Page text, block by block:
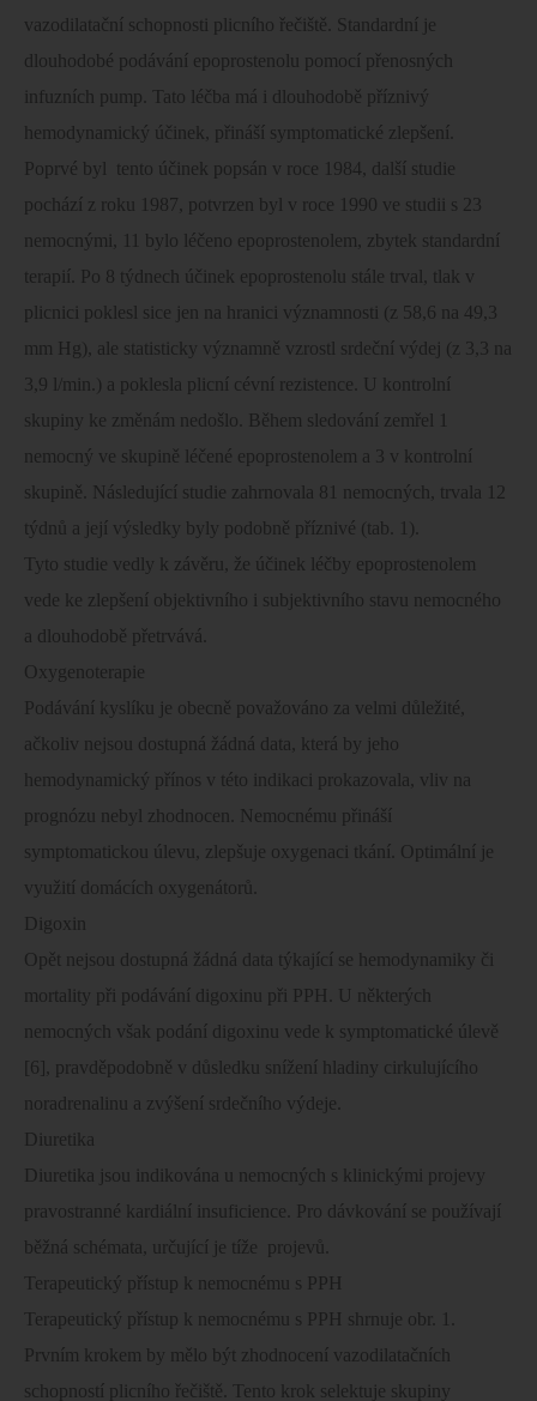
vazodilatační schopnosti plicního řečiště. Standardní je
dlouhodobé podávání epoprostenolu pomocí přenosných
infuzních pump. Tato léčba má i dlouhodobě příznivý
hemodynamický účinek, přináší symptomatické zlepšení.
Poprvé byl
tento účinek popsán v roce 1984, další studie
pochází z roku 1987, potvrzen byl v roce 1990 ve studii s 23
nemocnými, 11 bylo léčeno epoprostenolem, zbytek standardní
terapií. Po 8 týdnech účinek epoprostenolu stále trval, tlak v
plicnici poklesl sice jen na hranici významnosti (z 58,6 na 49,3
mm Hg), ale statisticky významně vzrostl srdeční výdej (z 3,3 na
3,9 l/min.) a poklesla plicní cévní rezistence. U kontrolní
skupiny ke změnám nedošlo. Během sledování zemřel 1
nemocný ve skupině léčené epoprostenolem a 3 v kontrolní
skupině. Následující studie zahrnovala 81 nemocných, trvala 12
týdnů a její výsledky byly podobně příznivé (tab. 1).
Tyto studie vedly k závěru, že účinek léčby epoprostenolem
vede ke zlepšení objektivního i subjektivního stavu nemocného
a dlouhodobě přetrvává.
Oxygenoterapie
Podávání kyslíku je obecně považováno za velmi důležité,
ačkoliv nejsou dostupná žádná data, která by jeho
hemodynamický přínos v této indikaci prokazovala, vliv na
prognózu nebyl zhodnocen. Nemocnému přináší
symptomatickou úlevu, zlepšuje oxygenaci tkání. Optimální je
využití domácích oxygenátorů.
Digoxin
Opět nejsou dostupná žádná data týkající se hemodynamiky či
mortality při podávání digoxinu při PPH. U některých
nemocných však podání digoxinu vede k symptomatické úlevě
[6], pravděpodobně v důsledku snížení hladiny cirkulujícího
noradrenalinu a zvýšení srdečního výdeje.
Diuretika
Diuretika jsou indikována u nemocných s klinickými projevy
pravostranné kardiální insuficience. Pro dávkování se používají
běžná schémata, určující je tíže projevů.
Terapeutický přístup k nemocnému s PPH
Terapeutický přístup k nemocnému s PPH shrnuje obr. 1.
Prvním krokem by mělo být zhodnocení vazodilatačních
schopností plicního řečiště. Tento krok selektuje skupiny